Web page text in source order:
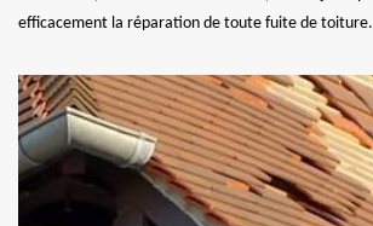
efficacement la réparation de toute fuite de toiture.